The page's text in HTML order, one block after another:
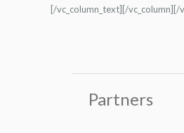
[/vc_column_text][/vc_column][/